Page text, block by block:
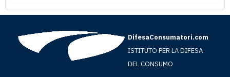
DifesaConsumatori.com
ISTITUTO PER LA DIFESA
DEL CONSUMO